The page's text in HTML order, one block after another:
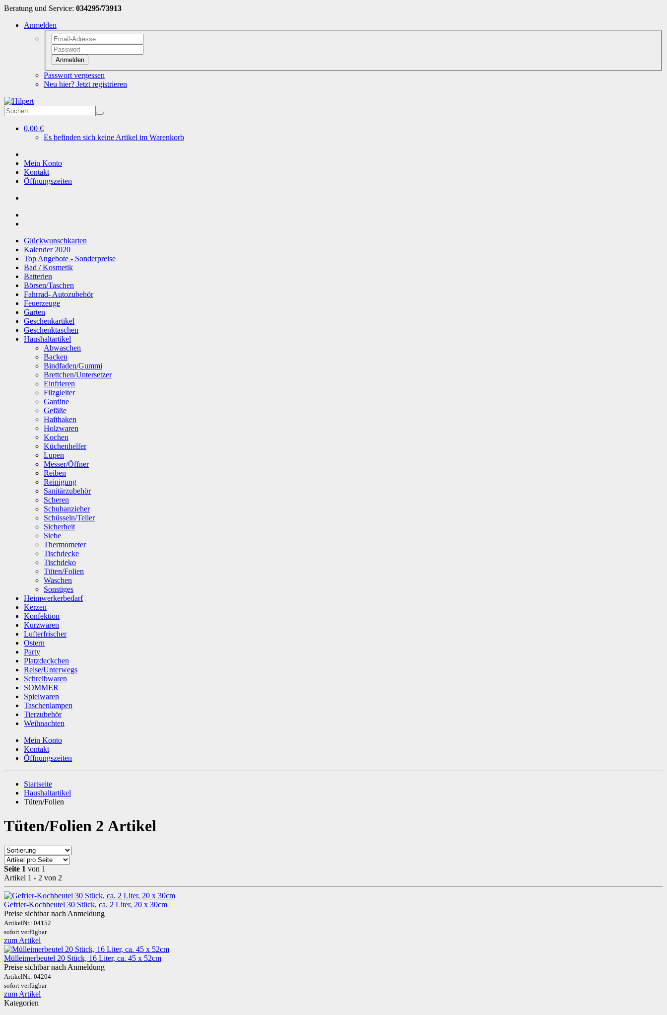
Beratung und Service: 034295/73913
Anmelden
Anmelden
Passwort vergessen
Neu hier? Jetzt registrieren
0,00 €
Es befinden sich keine Artikel im Warenkorb
Mein Konto
Kontakt
Öffnungszeiten
Glückwunschkarten
Kalender 2020
Top Angebote - Sonderpreise
Bad / Kosmetik
Batterien
Börsen/Taschen
Fahrrad- Autozubehör
Feuerzeuge
Garten
Geschenkartikel
Geschenktaschen
Haushaltartikel
Abwaschen
Backen
Bindfaden/Gummi
Brettchen/Untersetzer
Einfrieren
Filzgleiter
Gardine
Gefäße
Hafthaken
Holzwaren
Kochen
Küchenhelfer
Lupen
Messer/Öffner
Reiben
Reinigung
Sanitärzubehör
Scheren
Schuhanzieher
Schüsseln/Teller
Sicherheit
Siebe
Thermometer
Tischdecke
Tischdeko
Tüten/Folien
Waschen
Sonstiges
Heimwerkerbedarf
Kerzen
Konfektion
Kurzwaren
Lufterfrischer
Ostern
Party
Platzdeckchen
Reise/Unterwegs
Schreibwaren
SOMMER
Spielwaren
Taschenlampen
Tierzubehör
Weihnachten
Mein Konto
Kontakt
Öffnungszeiten
Startseite
Haushaltartikel
Tüten/Folien
Tüten/Folien 2 Artikel
Seite 1 von 1
Artikel 1 - 2 von 2
Gefrier-Kochbeutel 30 Stück, ca. 2 Liter, 20 x 30cm
Preise sichtbar nach Anmeldung
ArtikelNr.: 04152
sofort verfügbar
zum Artikel
Mülleimerbeutel 20 Stück, 16 Liter, ca. 45 x 52cm
Preise sichtbar nach Anmeldung
ArtikelNr.: 04204
sofort verfügbar
zum Artikel
Kategorien